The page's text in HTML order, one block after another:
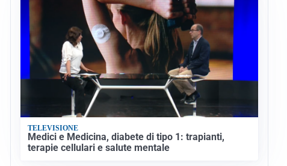
TELEVISIONE
Medici e Medicina, diabete di tipo 1: trapianti,
terapie cellulari e salute mentale